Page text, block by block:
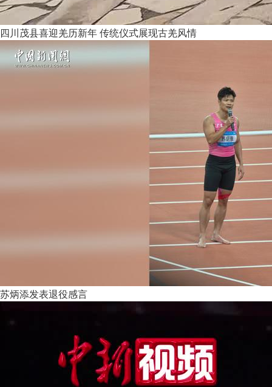
四川茂县喜迎羌历新年 传统仪式展现古羌风情
苏炳添发表退役感言